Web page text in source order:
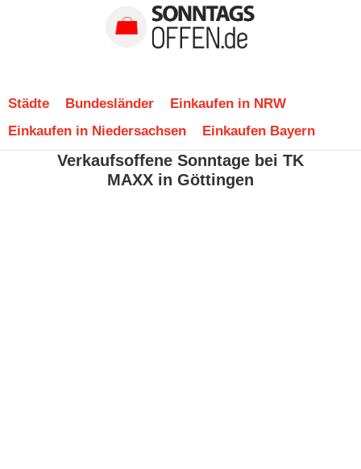
Städte Bundesländer
Einkaufen in NRW
Einkaufen in Niedersachsen
Einkaufen Bayern
Verkaufsoffene Sonntage bei TK
MAXX in Göttingen